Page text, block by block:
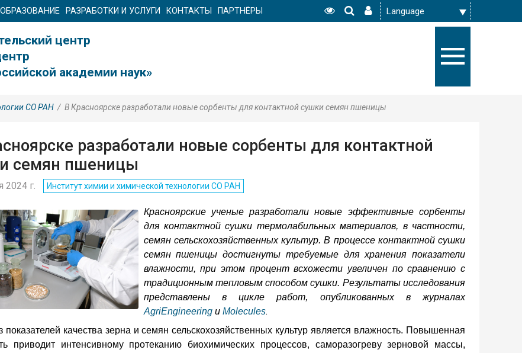
РАЗРАБОТКИ И УСЛУГИ КОНТАКТЫ ПАРТНЁРЫ
центр
академии наук»
СО РАН / В Красноярске разработали новые сорбенты для контактной сушки семян пшеницы
разработали новые сорбенты для контактной
семян пшеницы
2024 г. Институт химии и химической технологии СО РАН
Красноярские ученые разработали новые эффективные сорбенты
для контактной сушки термолабильных материалов, в частности,
семян сельскохозяйственных культур. В процессе контактной сушки
семянпшеницы достигнуты требуемые для хранения показатели
влажности, при этом процент всхожести увеличен по сравнению с
традиционным тепловым способом сушки. Результаты исследования
представлены в цикле работ, опубликованных в журналах
AgriEngineeringи Molecules.
показателей качества зерна и семян сельскохозяйственных культур является влажность. Повышенная
приводит интенсивному протеканию биохимических процессов, саморазогреву зерновой массы,